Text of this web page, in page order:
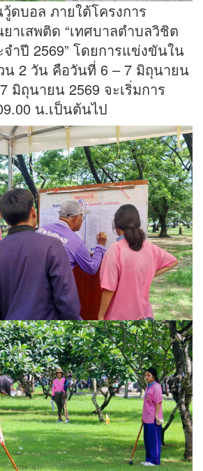
ดบอล ภายใต้โครงการ
าเสพติด “เทศบาลตำบลวิชิต
ำปี 2569” โดยการแข่งขันใน
2 วัน คือวันที่ 6 – 7 มิถุนายน
มิถุนายน 2569 จะเริ่มการ
น.เป็นต้นไป